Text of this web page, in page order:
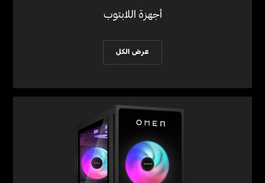
أجهزة اللابتوب
عرض الكل